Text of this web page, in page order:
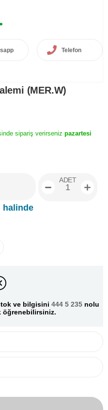
Telefon
(MER.W)
sipariş verirseniz pazartesi
halinde
ADET
ve bilgisini 444 5 235 nolu
öğrenebilirsiniz.